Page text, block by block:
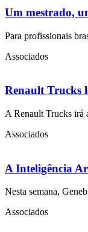
Um mestrado,
Para profissionais
Associados
Renault Trucks
A Renault Trucks irá
Associados
A Inteligência
Nesta semana,
Associados